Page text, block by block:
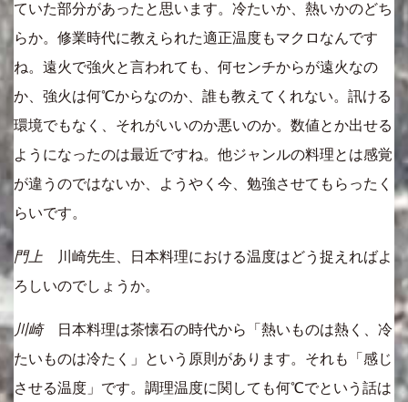
ていた部分があったと思います。冷たいか、熱いかのどち
らか。修業時代に教えられた適正温度もマクロなんです
ね。遠火で強火と言われても、何センチからが遠火なの
か、強火は何℃からなのか、誰も教えてくれない。訊ける
環境でもなく、それがいいのか悪いのか。数値とか出せる
ようになったのは最近ですね。他ジャンルの料理とは感覚
が違うのではないか、ようやく今、勉強させてもらったく
らいです。
門上 川崎先生、日本料理における温度はどう捉えればよ
ろしいのでしょうか。
川崎日本料理は茶懐石の時代から「熱いものは熱く、冷
たいものは冷たく」という原則があります。それも「感じ
させる温度」です。調理温度に関しても何℃でという話は